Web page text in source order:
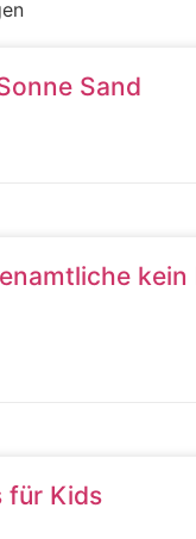
Sand
für Kids